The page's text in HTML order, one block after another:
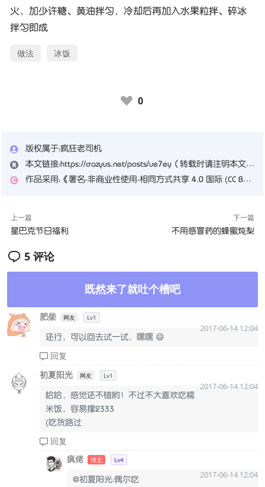
火，加少许糖、黄油拌匀，冷却后再加入水果粒拌、碎冰
拌匀即成
做法 冰饭
♥ 0
版权属于：疯狂老司机
本文链接：https://crazyus.net/posts/ue7ey （转载时请注明本文出处及文章链接）
作品采用： 《署名-非商业性使用-相同方式共享 4.0 国际 (CC BY-NC-SA 4.0)
上一篇
星巴克节日福利
下一篇
不用感冒药的蜂蜜炖梨
5 评论
既然来了就吐个槽吧
肥柴 网友 Lv1
2017-06-14 12:04
还行，可以回去试一试，嘿嘿 😄
回复
初夏阳光
网友 Lv1
2017-06-14 12:04
哈哈，感觉还不错哟！不过不大喜欢吃糯
米饭，容易撑2333
(吃货路过
回复
疯佬
博主 Lv4
2017-06-14 12:04
@初夏阳光：偶尔吃